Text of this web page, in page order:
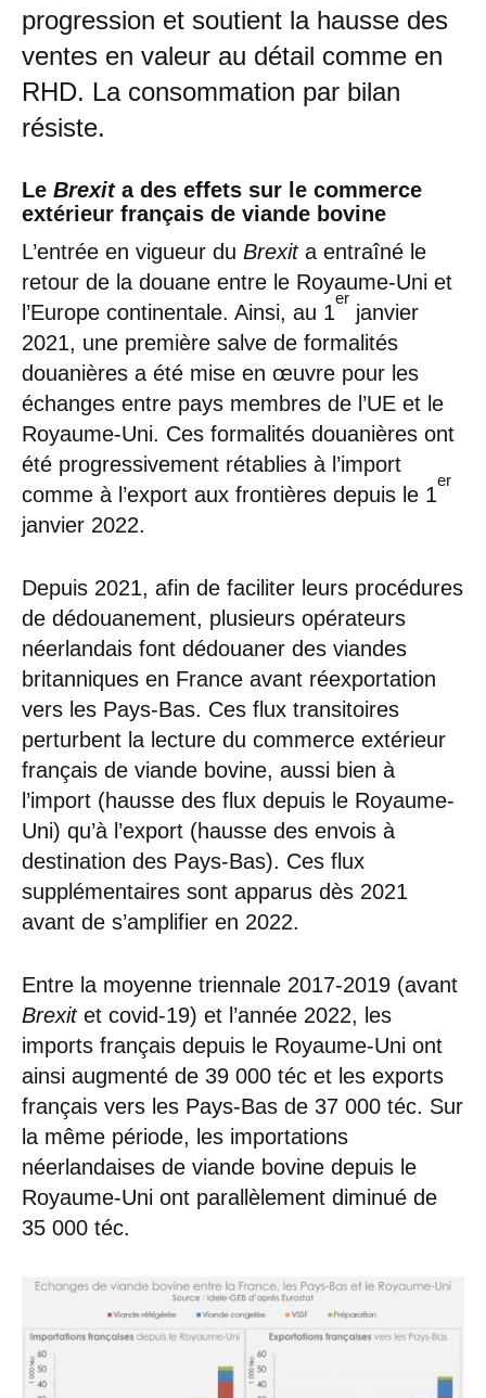
progression et soutient la hausse des
ventes en valeur au détail comme en
RHD. La consommation par bilan
résiste.
Le Brexit a des effets sur le commerce
extérieur français de viande bovine
L’entrée en vigueur du Brexita entraîné le
retour de la douane entre le Royaume-Uni et
l’Europe continentale. Ainsi, au 1
er
janvier
2021, une première salve de formalités
douanières a été mise en œuvre pour les
échanges entre pays membres de l’UE et le
Royaume-Uni. Ces formalités douanières ont
été progressivement rétablies à l’import
comme à l’export aux frontières depuis le 1
er
janvier 2022.
Depuis 2021, afin de faciliter leurs procédures
de dédouanement, plusieurs opérateurs
néerlandais font dédouaner des viandes
britanniques en France avant réexportation
vers les Pays-Bas. Ces flux transitoires
perturbent la lecture du commerce extérieur
français de viande bovine, aussi bien à
l’import (hausse des flux depuis le Royaume-
Uni) qu’à l’export (hausse des envois à
destination des Pays-Bas). Ces flux
supplémentaires sont apparus dès 2021
avant de s’amplifier en 2022.
Entre la moyenne triennale 2017-2019 (avant
Brexit et covid-19) et l’année 2022, les
imports français depuis le Royaume-Uni ont
ainsi augmenté de 39 000 téc et les exports
français vers les Pays-Bas de 37 000 téc. Sur
la même période, les importations
néerlandaises de viande bovine depuis le
Royaume-Uni ont parallèlement diminué de
35 000 téc.